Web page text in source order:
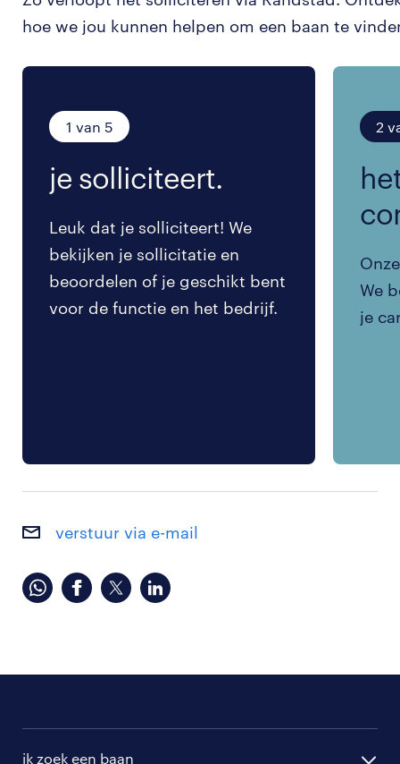
hoe we jou kunnen helpen om een baan te
1 van 5
je solliciteert.
Leuk dat je solliciteert! We
bekijken je sollicitatie en
beoordelen of je geschikt bent
voor de functie en het bedrijf.
2
We
je
verstuur via e-mail
ik zoek een baan